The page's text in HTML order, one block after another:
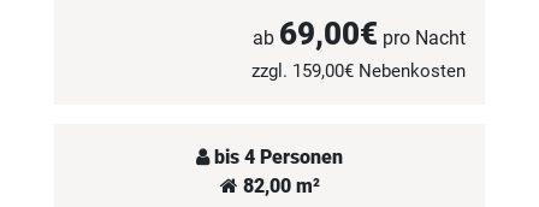
ab 69,00€ pro Nacht
zzgl. 159,00€ Nebenkosten
bis 4 Personen
82,00 m²